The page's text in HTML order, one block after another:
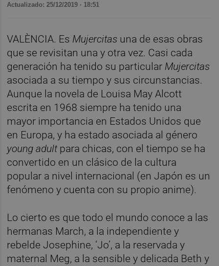
Actualizado: 25/12/2019 · 18:51
VALÈNCIA. Es Mujercitas una de esas obras
que se revisitan una y otra vez. Casi cada
generación ha tenido su particular Mujercitas
asociada a su tiempo y sus circunstancias.
Aunque la novela de Louisa May Alcott
escrita en 1968 siempre ha tenido una
mayor importancia en Estados Unidos que
en Europa, y ha estado asociada al género
young adultpara chicas, con el tiempo se ha
convertido en un clásico de la cultura
popular a nivel internacional (en Japón es un
fenómeno y cuenta con su propio anime).
Lo cierto es que todo el mundo conoce a las
hermanas March, a la independiente y
rebelde Josephine, ‘Jo’, a la reservada y
maternal Meg, a la sensible y delicada Beth y